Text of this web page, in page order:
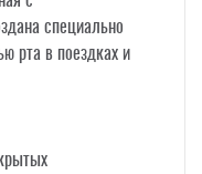
специально
рта в поездках и